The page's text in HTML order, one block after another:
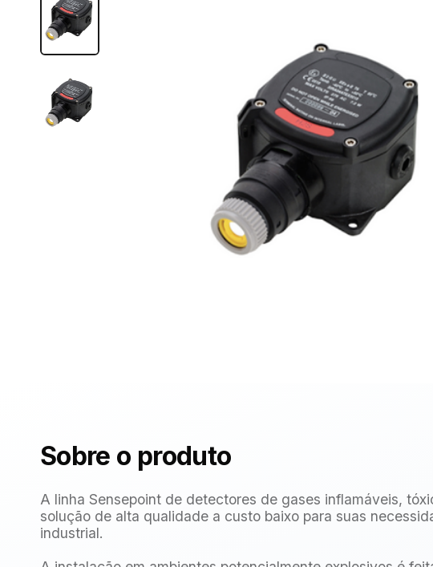
Sobre o produto
A linha Sensepoint de detectores de gases inflamáveis,
solução de alta qualidade a custo baixo para suas
industrial.